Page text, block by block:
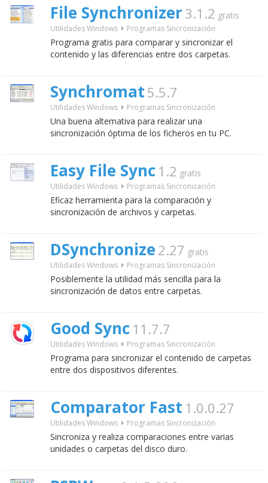
File Synchronizer3.1.2 gratis
Utilidades Windows Programas Sincronización
Programa gratis para comparar y sincronizar el
contenido y las diferencias entre dos carpetas.
Synchromat 5.5.7
Utilidades Windows Programas Sincronización
Una buena alternativa para realizar una
sincronización óptima de los ficheros en tu PC.
Easy File Sync 1.2 gratis
Utilidades Windows Programas Sincronización
Eficaz herramienta para la comparación y
sincronización de archivos y carpetas.
DSynchronize 2.27 gratis
Utilidades Windows Programas Sincronización
Posiblemente la utilidad más sencilla para la
sincronización de datos entre carpetas.
Good Sync 11.7.7
Utilidades Windows Programas Sincronización
Programa para sincronizar el contenido de carpetas
entre dos dispositivos diferentes.
Comparator Fast 1.0.0.27
Utilidades Windows Programas Sincronización
Sincroniza y realiza comparaciones entre varias
unidades o carpetas del disco duro.